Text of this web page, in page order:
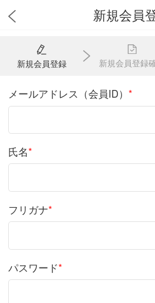
新規会員
新規会員登録 新規会員登録
メールアドレス（会員ID）*
氏名*
フリガナ*
パスワード*